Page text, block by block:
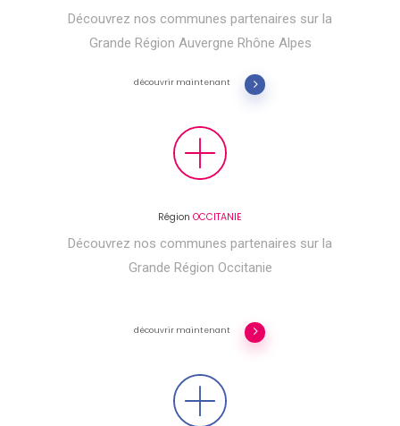
Découvrez nos communes partenaires sur la
Grande Région Auvergne Rhône Alpes
découvrir maintenant
Région OCCITANIE
Découvrez nos communes partenaires sur la
Grande Région Occitanie
découvrir maintenant